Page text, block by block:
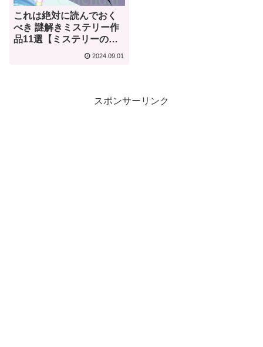
これは絶対に読んでおく
べき 謎解きミステリー作
品11選【ミステリーの起
源はモルグ街の殺人】
2024.09.01
スポンサーリンク